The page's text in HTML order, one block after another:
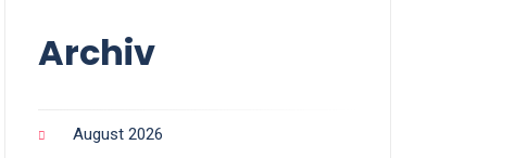
Archiv
August 2026